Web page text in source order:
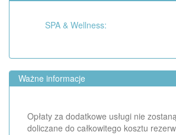
SPA & Wellness:
Ważne informacje
Opłaty za dodatkowe usługi nie
doliczane do całkowitego kosztu